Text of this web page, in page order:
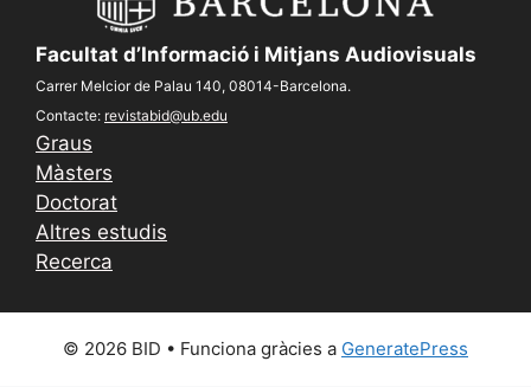
Facultat d’Informació i Mitjans Audiovisuals
Carrer Melcior de Palau 140, 08014-Barcelona.
Contacte: revistabid@ub.edu
Graus
Màsters
Doctorat
Altres estudis
Recerca
© 2026 BID • Funciona gràcies a GeneratePress